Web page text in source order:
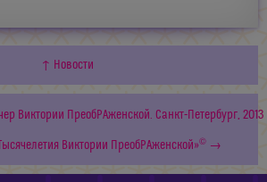
↑ Новости
Виктории ПреобРАженской. Санкт-Петербург, 2013
Виктории ПреобРАженской»© →